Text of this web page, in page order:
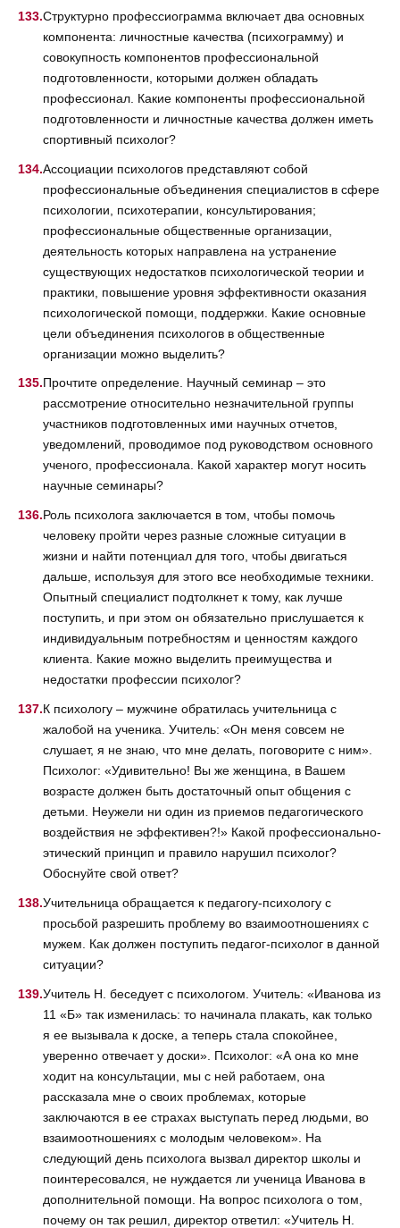
Структурно профессиограмма включает два основных
компонента: личностные качества (психограмму) и
совокупность компонентов профессиональной
подготовленности, которыми должен обладать
профессионал. Какие компоненты профессиональной
подготовленности и личностные качества должен иметь
спортивный психолог?
Ассоциации психологов представляют собой
профессиональные объединения специалистов в сфере
психологии, психотерапии, консультирования;
профессиональные общественные организации,
деятельность которых направлена на устранение
существующих недостатков психологической теории и
практики, повышение уровня эффективности оказания
психологической помощи, поддержки. Какие основные
цели объединения психологов в общественные
организации можно выделить?
Прочтите определение. Научный семинар – это
рассмотрение относительно незначительной группы
участников подготовленных ими научных отчетов,
уведомлений, проводимое под руководством основного
ученого, профессионала. Какой характер могут носить
научные семинары?
Роль психолога заключается в том, чтобы помочь
человеку пройти через разные сложные ситуации в
жизни и найти потенциал для того, чтобы двигаться
дальше, используя для этого все необходимые техники.
Опытный специалист подтолкнет к тому, как лучше
поступить, и при этом он обязательно прислушается к
индивидуальным потребностям и ценностям каждого
клиента. Какие можно выделить преимущества и
недостатки профессии психолог?
К психологу – мужчине обратилась учительница с
жалобой на ученика. Учитель: «Он меня совсем не
слушает, я не знаю, что мне делать, поговорите с ним».
Психолог: «Удивительно! Вы же женщина, в Вашем
возрасте должен быть достаточный опыт общения с
детьми. Неужели ни один из приемов педагогического
воздействия не эффективен?!» Какой профессионально-
этический принцип и правило нарушил психолог?
Обоснуйте свой ответ?
Учительница обращается к педагогу-психологу с
просьбой разрешить проблему во взаимоотношениях с
мужем. Как должен поступить педагог-психолог в данной
ситуации?
Учитель Н. беседует с психологом. Учитель: «Иванова из
11 «Б» так изменилась: то начинала плакать, как только
я ее вызывала к доске, а теперь стала спокойнее,
уверенно отвечает у доски». Психолог: «А она ко мне
ходит на консультации, мы с ней работаем, она
рассказала мне о своих проблемах, которые
заключаются в ее страхах выступать перед людьми, во
взаимоотношениях с молодым человеком». На
следующий день психолога вызвал директор школы и
поинтересовался, не нуждается ли ученица Иванова в
дополнительной помощи. На вопрос психолога о том,
почему он так решил, директор ответил: «Учитель Н.